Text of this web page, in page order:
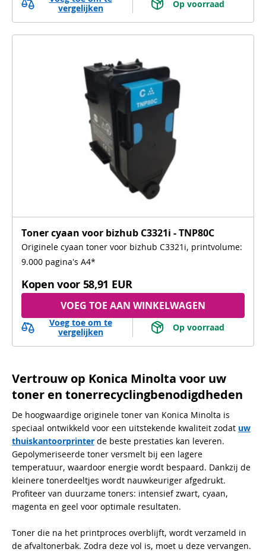
vergelijken
Op voorraad
Toner cyaan voor bizhub C3321i - TNP80C
Originele cyaan toner voor bizhub C3321i, printvolume:
9.000 pagina's A4*
Kopen voor 58,91 EUR
VOEG TOE AAN WINKELWAGEN
Voeg toe om te
vergelijken
Op voorraad
Vertrouw op Konica Minolta voor uw
toner en tonerrecyclingbenodigdheden
De hoogwaardige originele toner van Konica Minolta is
speciaal ontwikkeld voor een uitstekende kwaliteit zodat uw
thuiskantoorprinter de beste prestaties kan leveren.
Gepolymeriseerde toner versmelt bij een lagere
temperatuur, waardoor energie wordt bespaard. Dankzij de
kleinere tonerdeeltjes wordt nauwkeuriger afgedrukt.
Profiteer van duurzame toners: intensief zwart, cyaan,
magenta en geel voor optimale resultaten.
Toner die na het printproces overblijft, wordt verzameld in
de afvaltonerbak. Zodra deze vol is, moet u deze vervangen.